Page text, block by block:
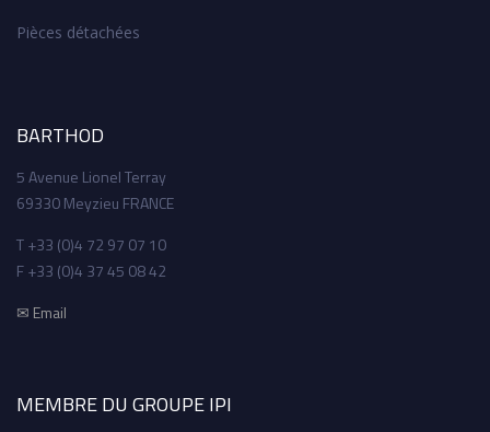
Pièces détachées
BARTHOD
5 Avenue Lionel Terray
69330 Meyzieu FRANCE
T +33 (0)4 72 97 07 10
F +33 (0)4 37 45 08 42
✉ Email
MEMBRE DU GROUPE IPI